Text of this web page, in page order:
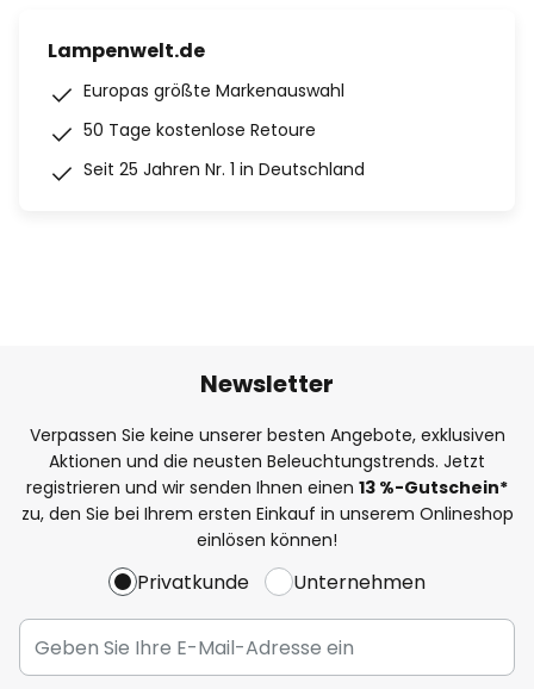
Lampenwelt.de
Europas größte Markenauswahl
50 Tage kostenlose Retoure
Seit 25 Jahren Nr. 1 in Deutschland
Newsletter
Verpassen Sie keine unserer besten Angebote, exklusiven
Aktionen und die neusten Beleuchtungstrends. Jetzt
registrieren und wir senden Ihnen einen 13 %-Gutschein*
zu, den Sie bei Ihrem ersten Einkauf in unserem Onlineshop
einlösen können!
Privatkunde Unternehmen